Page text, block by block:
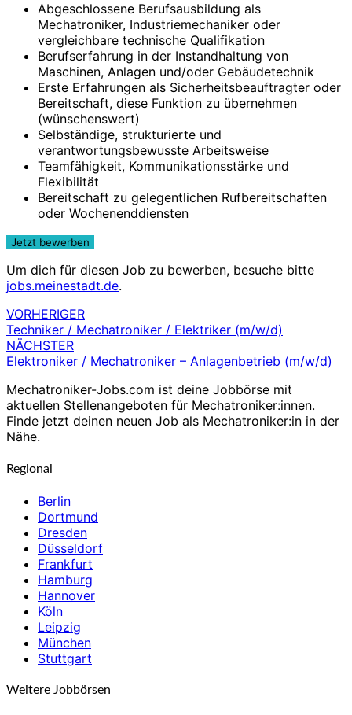
Abgeschlossene Berufsausbildung als
Mechatroniker, Industriemechaniker oder
vergleichbare technische Qualifikation
Berufserfahrung in der Instandhaltung von
Maschinen, Anlagen und/oder Gebäudetechnik
Erste Erfahrungen als Sicherheitsbeauftragter oder
Bereitschaft, diese Funktion zu übernehmen
(wünschenswert)
Selbständige, strukturierte und
verantwortungsbewusste Arbeitsweise
Teamfähigkeit, Kommunikationsstärke und
Flexibilität
Bereitschaft zu gelegentlichen Rufbereitschaften
oder Wochenenddiensten
Um dich für diesen Job zu bewerben, besuche bitte
jobs.meinestadt.de.
Beitragsnavigation
VORHERIGER
Techniker / Mechatroniker / Elektriker (m/w/d)
NÄCHSTER
Elektroniker / Mechatroniker – Anlagenbetrieb (m/w/d)
Mechatroniker-Jobs.com ist deine Jobbörse mit
aktuellen Stellenangeboten für Mechatroniker:innen.
Finde jetzt deinen neuen Job als Mechatroniker:in in der
Nähe.
Regional
Berlin
Dortmund
Dresden
Düsseldorf
Frankfurt
Hamburg
Hannover
Köln
Leipzig
München
Stuttgart
Weitere Jobbörsen